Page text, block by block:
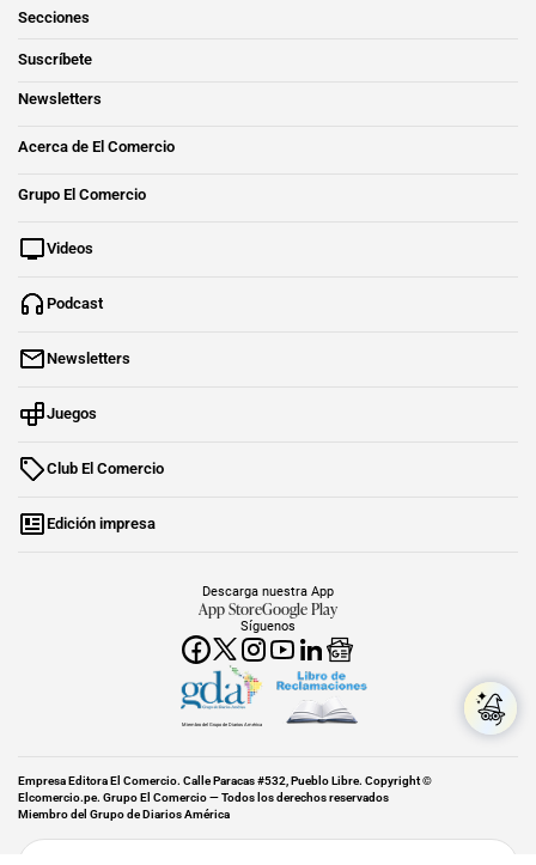
Secciones
Suscríbete
Newsletters
Acerca de El Comercio
Grupo El Comercio
Videos
Podcast
Newsletters
Juegos
Club El Comercio
Edición impresa
Síguenos
Descarga nuestra App
App StoreGoogle Play
Miembro del Grupo de Diarios América
Empresa Editora El Comercio. Calle Paracas #532, Pueblo Libre. Copyright ©
Elcomercio.pe. Grupo El Comercio — Todos los derechos reservados
Miembro del Grupo de Diarios América